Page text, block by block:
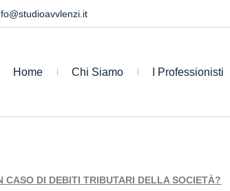
Home Chi Siamo I Professionisti
DI DEBITI TRIBUTARI DELLA SOCIETÀ?